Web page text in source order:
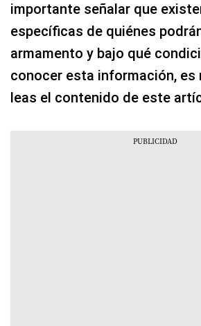
importante señalar que
específicas de quiénes
armamento y bajo qué
conocer esta información, es
leas el contenido de este